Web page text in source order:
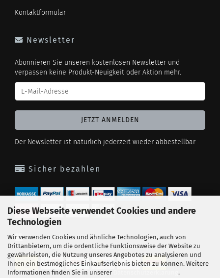
Diese Webseite verwendet Cookies und andere
Technologien
Wir verwenden Cookies und ähnliche Technologien, auch von
Drittanbietern, um die ordentliche Funktionsweise der Website zu
gewährleisten, die Nutzung unseres Angebotes zu analysieren und
Ihnen ein bestmögliches Einkaufserlebnis bieten zu können. Weitere
Informationen finden Sie in unserer
.
Kontaktformular
Newsletter
Abonnieren Sie unseren kostenlosen Newsletter und
verpassen keine Produkt-Neuigkeit oder Aktion mehr.
Der Newsletter ist natürlich jederzeit wieder abbestellbar
Sicher bezahlen
Versand